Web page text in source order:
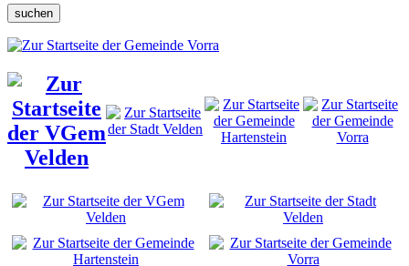
suchen